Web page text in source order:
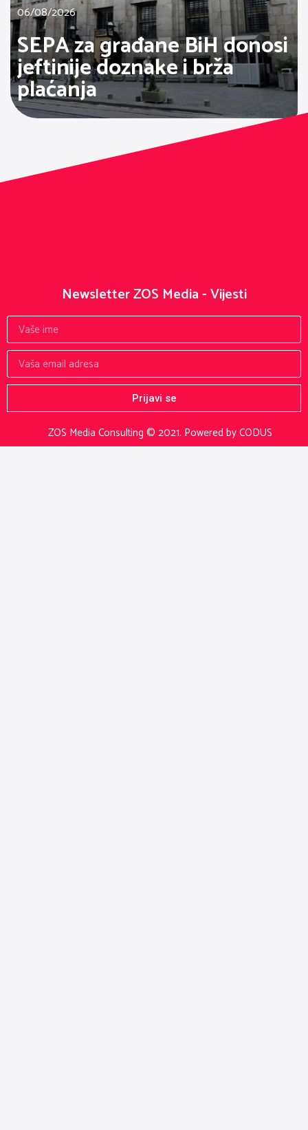
06/08/2026
SEPA za građane BiH donosi
jeftinije doznake i brža
plaćanja
ZOS Media Consulting © 2021. Powered by CODUS
Newsletter ZOS Media - Vijesti
Prijavi se